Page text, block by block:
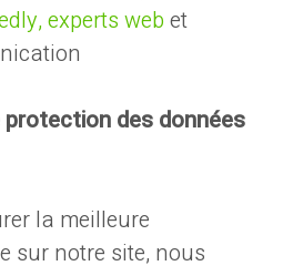
experts web et
des données
la meilleure
sur notre site, nous